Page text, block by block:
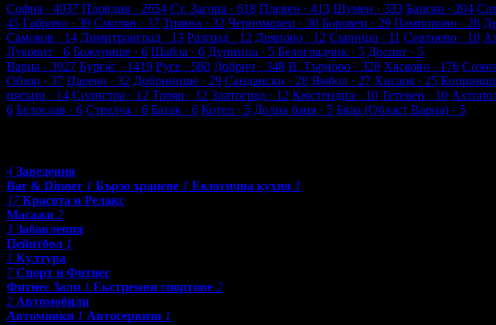
София · 4937 Пловдив · 2654 Ст. Загора · 618 Плевен · 413 Шумен · 333 Банско · 204
45 Габрово · 39 Смолян · 37 Трявна · 32 Черноморец · 30 Боровец · 29 Пампорово · 28
Самоков · 14 Димитровград · 13 Разград · 12 Дряново · 12 Сърница · 11 Севлиево · 10
Луковит · 6 Божурище · 6 Шабла · 6 Дупница · 5 Белоградчик · 5 Доспат · 5
Варна · 3027 Бургас · 1419 Русе · 580 Добрич · 348 В. Търново · 328 Хасково · 176
Обзор · 37 Царево · 32 Добринище · 29 Сандански · 28 Ямбол · 27 Хисаря · 25
пясъци · 14 Силистра · 12 Троян · 12 Златоград · 12 Кюстендил · 10 Тетевен · 10
6 Белослав · 6 Стрелча · 6 Батак · 6 Котел · 5 Долна баня · 5 Бяла (Област Варна) · 5
4 Заведения
Bar & Dinner 1 Бързо хранене 1 Екзотична кухня 1
17 Красота и Релакс
Масажи 2
3 Забавления
Пейнтбол 1
1 Култура
7 Спорт и Фитнес
Фитнес Зали 1 Екстремни спортове 2
2 Автомобили
Автомивки 1 Автосервизи 1